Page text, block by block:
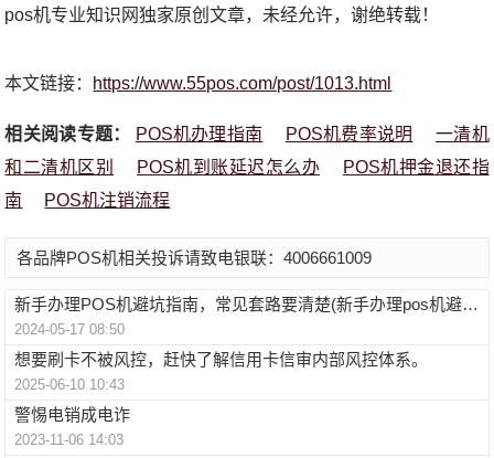
pos机专业知识网独家原创文章，未经允许，谢绝转载！
本文链接： https://www.55pos.com/post/1013.html
相关阅读专题： POS机办理指南 POS机费率说明
一清机
和二清机区别
POS机到账延迟怎么办
POS机押金退还指
南
POS机注销流程
各品牌POS机相关投诉请致电银联：4006661009
新手办理POS机避坑指南，常见套路要清楚(新手办理pos机避坑指南,常见套路要清楚)
2024-05-17 08:50
想要刷卡不被风控，赶快了解信用卡信审内部风控体系。
2025-06-10 10:43
警惕电销成电诈
2023-11-06 14:03